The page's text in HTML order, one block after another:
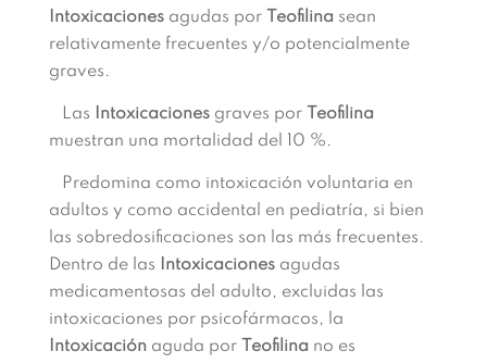
Intoxicacionesagudas por Teofilina sean
relativamente frecuentes y/o potencialmente
graves.
Las Intoxicacionesgraves por
Teofilina
muestran una mortalidad del 10 %.
Predomina como intoxicación voluntaria en
adultos y como accidental en pediatría, si bien
las sobredosificaciones son las más frecuentes.
Dentro de las
Intoxicacionesagudas
medicamentosas del adulto, excluidas las
intoxicaciones por psicofármacos, la
Intoxicaciónaguda por Teofilina no es